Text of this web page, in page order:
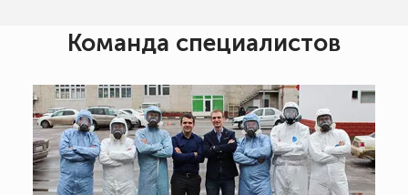
Команда специалистов